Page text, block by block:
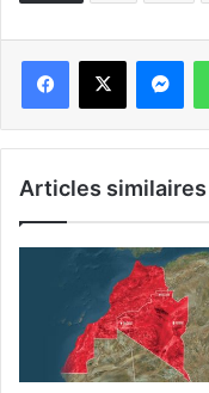
Articles similaires